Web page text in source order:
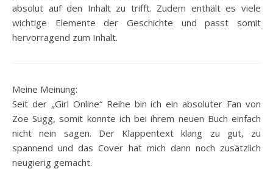
absolut auf den Inhalt zu trifft. Zudem enthält es viele
wichtige Elemente der Geschichte und passt somit
hervorragend zum Inhalt.
Meine Meinung:
Seit der „Girl Online“ Reihe bin ich ein absoluter Fan von
Zoe Sugg, somit konnte ich bei ihrem neuen Buch einfach
nicht nein sagen. Der Klappentext klang zu gut, zu
spannend und das Cover hat mich dann noch zusätzlich
neugierig gemacht.